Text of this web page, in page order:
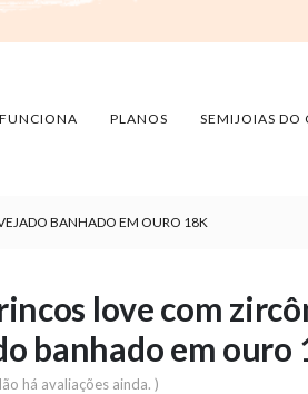
PLANOS SEMIJOIAS DO
BANHADO EM OURO 18K
love com
banhado em ouro
há avaliações ainda. )